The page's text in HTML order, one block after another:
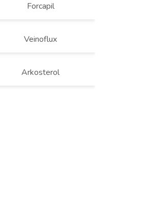
Forcapil
Veinoflux
Arkosterol